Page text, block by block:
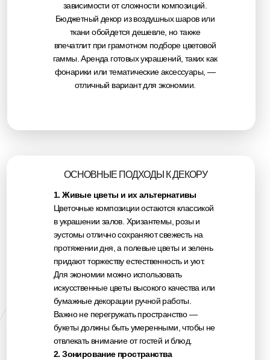
зависимости от сложности композиций.
Бюджетный декор из воздушных шаров или
ткани обойдется дешевле, но также
впечатлит при грамотном подборе цветовой
гаммы. Аренда готовых украшений, таких как
фонарики или тематические аксессуары, —
отличный вариант для экономии.
ОСНОВНЫЕ ПОДХОДЫ К ДЕКОРУ
1. Живые цветы и их альтернативы
Цветочные композиции остаются классикой
в украшении залов. Хризантемы, розы и
эустомы отлично сохраняют свежесть на
протяжении дня, а полевые цветы и зелень
придают торжеству естественность и уют.
Для экономии можно использовать
искусственные цветы высокого качества или
бумажные декорации ручной работы.
Важно не перегружать пространство —
букеты должны быть умеренными, чтобы не
отвлекать внимание от гостей и блюд.
2. Зонирование пространства
Советы профессионалов
Не перегружайте декор. Используйте максимум
три оттенка, чтобы сохранить гармонию. Пестрота
Продумывайте логистику. Украшения должны
быть устойчивыми, чтобы сохранить свой вид до
НЫУЗНАТЬ ЦЕНУ СВАДЬБЫ